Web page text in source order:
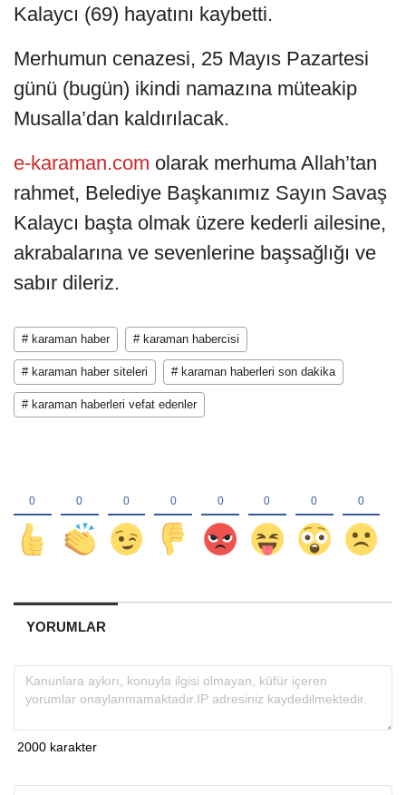
Kalaycı (69) hayatını kaybetti.
Merhumun cenazesi, 25 Mayıs Pazartesi
günü (bugün) ikindi namazına müteakip
Musalla’dan kaldırılacak.
e-karaman.com olarak merhuma Allah’tan
rahmet, Belediye Başkanımız Sayın Savaş
Kalaycı başta olmak üzere kederli ailesine,
akrabalarına ve sevenlerine başsağlığı ve
sabır dileriz.
# karaman haber # karaman habercisi
# karaman haber siteleri # karaman haberleri son dakika
# karaman haberleri vefat edenler
YORUMLAR